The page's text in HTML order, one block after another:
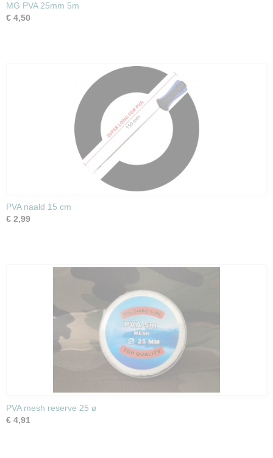
MG PVA 25mm 5m
€ 4,50
PVA naald 15 cm
€ 2,99
PVA mesh reserve 25 ø
€ 4,91